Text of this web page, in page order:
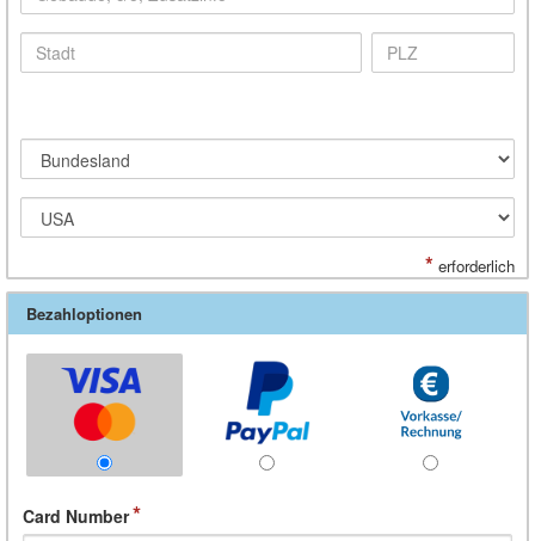
* erforderlich
Bezahloptionen
Card Number